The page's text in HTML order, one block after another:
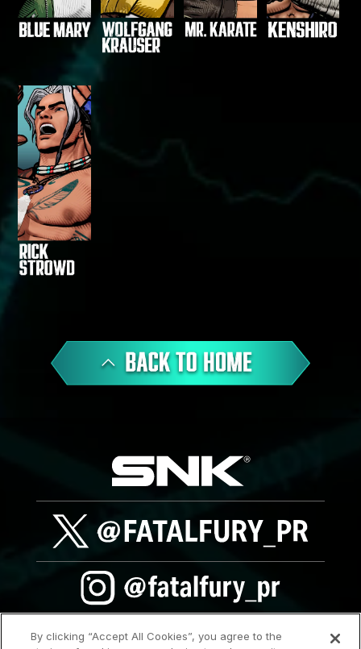
By clicking “Accept All Cookies”, you agree to the